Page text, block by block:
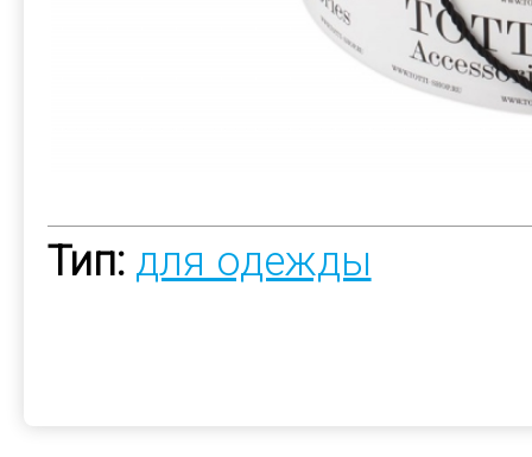
Тип: для одежды